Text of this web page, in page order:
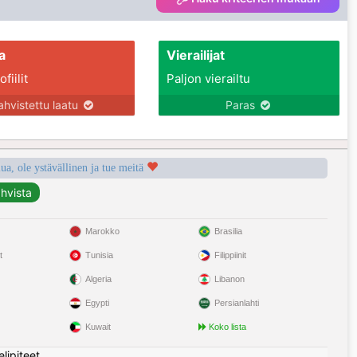
laatu
Vierailijat
Paljon vierailtu
Paras
ole ystävällinen ja tue meitä
Marokko
Tunisia
Algeria
Egypti
Kuwait
Brasilia
Filippiinit
Libanon
Persianlahti
Koko lista